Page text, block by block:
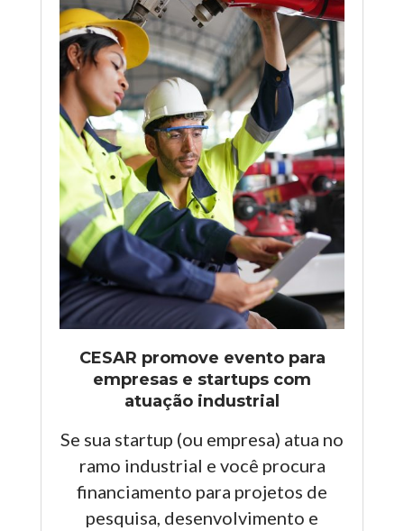
CESAR promove evento para
empresas e startups com
atuação industrial
Se sua startup (ou empresa) atua no
ramo industrial e você procura
financiamento para projetos de
pesquisa, desenvolvimento e